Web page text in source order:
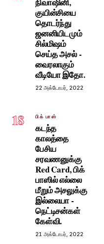
குயின்சியை
தொடர்ந்து
ஜனனியிடமும்
சில்மிஷம்
செய்த அசல் -
வைரலாகும்
வீடியோ இதோ.
22 அக்டோபர், 2022
18 பிக் பாஸ்
கடந்த
காலத்தை
பேசிய
சரவணனுக்கு
Red Card, பிக்
பாஸில் எல்லை
மீறும் அசலுக்கு
இல்லையா -
நெட்டிசன்கள்
கேள்வி.
21 அக்டோபர், 2022